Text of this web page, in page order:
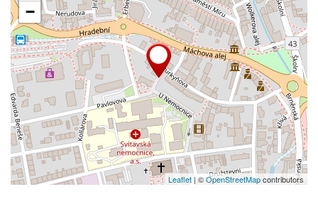
−
Leaflet | ©OpenStreetMapcontributors